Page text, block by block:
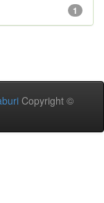
1
Copyright ©